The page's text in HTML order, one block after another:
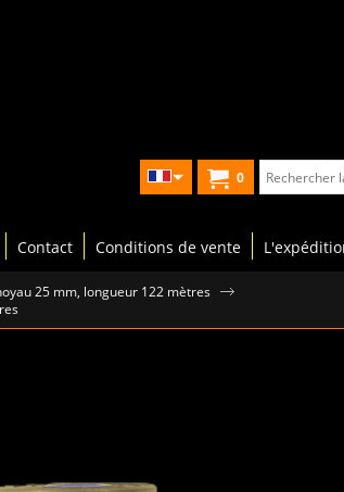
0
Contact Conditions de vente
25 mm, longueur 122 mètres